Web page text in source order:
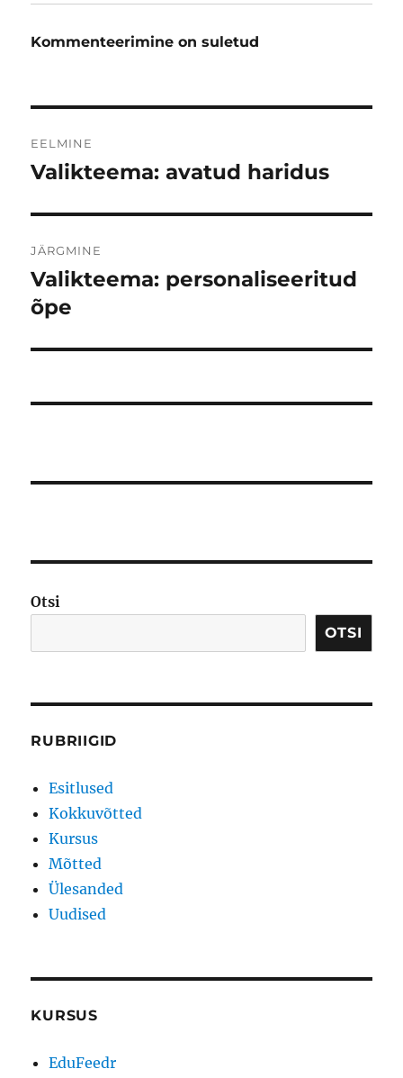
Kommenteerimine on suletud
EELMINE
Eelmine
Valikteema: avatud haridus
JÄRGMINE
Järgmine
postitus:
Valikteema: personaliseeritud
õpe
Otsi
OTSI
RUBRIIGID
Esitlused
Kokkuvõtted
Kursus
Mõtted
Ülesanded
Uudised
KURSUS
EduFeedr